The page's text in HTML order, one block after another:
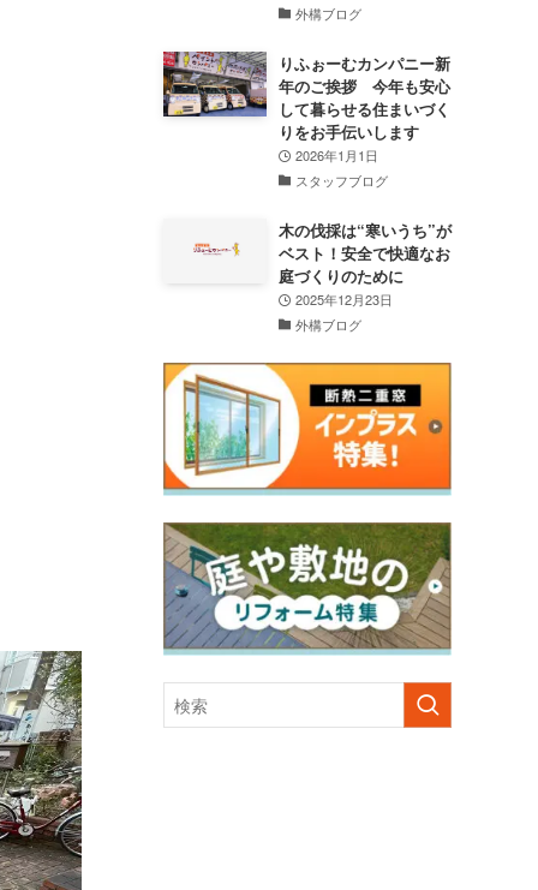
外構ブログ
りふぉーむカンパニー新
年のご挨拶 今年も安心
して暮らせる住まいづく
りをお手伝いします
2026年1月1日
スタッフブログ
木の伐採は“寒いうち”が
ベスト！安全で快適なお
庭づくりのために
2025年12月23日
外構ブログ